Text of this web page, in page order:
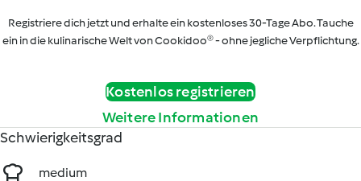
Registriere dich jetzt und erhalte ein kostenloses 30-Tage Abo. Tauche
ein in die kulinarische Welt von Cookidoo® - ohne jegliche Verpflichtung.
Kostenlos registrieren
Weitere Informationen
Schwierigkeitsgrad
medium